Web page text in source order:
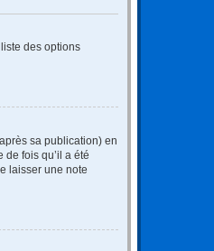
des options
sa publication) en
fois qu’il a été
laisser une note